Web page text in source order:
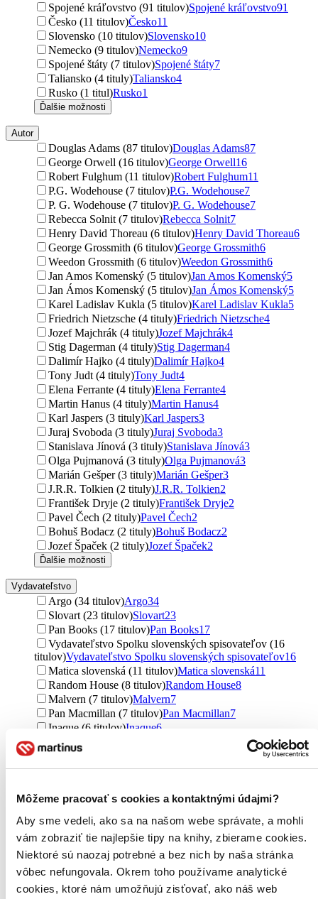
Môžeme pracovať s cookies a kontaktnými údajmi?
Aby sme vedeli, ako sa na našom webe správate, a mohli
vám zobraziť tie najlepšie tipy na knihy, zbierame cookies.
Niektoré sú naozaj potrebné a bez nich by naša stránka
vôbec nefungovala. Okrem toho používame analytické
cookies, ktoré nám umožňujú zisťovať, ako náš web
Spojené kráľovstvo (91 titulov)Spojené kráľovstvo91
Česko (11 titulov)Česko11
Slovensko (10 titulov)Slovensko10
Nemecko (9 titulov)Nemecko9
Spojené štáty (7 titulov)Spojené štáty7
Taliansko (4 tituly)Taliansko4
Rusko (1 titul)Rusko1
Ďalšie možnosti
Autor
Douglas Adams (87 titulov)Douglas Adams87
George Orwell (16 titulov)George Orwell16
Robert Fulghum (11 titulov)Robert Fulghum11
P.G. Wodehouse (7 titulov)P.G. Wodehouse7
P. G. Wodehouse (7 titulov)P. G. Wodehouse7
Rebecca Solnit (7 titulov)Rebecca Solnit7
Henry David Thoreau (6 titulov)Henry David Thoreau6
George Grossmith (6 titulov)George Grossmith6
Weedon Grossmith (6 titulov)Weedon Grossmith6
Jan Amos Komenský (5 titulov)Jan Amos Komenský5
Jan Ámos Komenský (5 titulov)Jan Ámos Komenský5
Karel Ladislav Kukla (5 titulov)Karel Ladislav Kukla5
Friedrich Nietzsche (4 tituly)Friedrich Nietzsche4
Jozef Majchrák (4 tituly)Jozef Majchrák4
Stig Dagerman (4 tituly)Stig Dagerman4
Dalimír Hajko (4 tituly)Dalimír Hajko4
Tony Judt (4 tituly)Tony Judt4
Elena Ferrante (4 tituly)Elena Ferrante4
Martin Hanus (4 tituly)Martin Hanus4
Karl Jaspers (3 tituly)Karl Jaspers3
Juraj Svoboda (3 tituly)Juraj Svoboda3
Stanislava Jínová (3 tituly)Stanislava Jínová3
Olga Pujmanová (3 tituly)Olga Pujmanová3
Marián Gešper (3 tituly)Marián Gešper3
J.R.R. Tolkien (2 tituly)J.R.R. Tolkien2
František Dryje (2 tituly)František Dryje2
Pavel Čech (2 tituly)Pavel Čech2
Bohuš Bodacz (2 tituly)Bohuš Bodacz2
Jozef Špaček (2 tituly)Jozef Špaček2
Ďalšie možnosti
Vydavateľstvo
Argo (34 titulov)Argo34
Slovart (23 titulov)Slovart23
Pan Books (17 titulov)Pan Books17
Vydavateľstvo Spolku slovenských spisovateľov (16
titulov)Vydavateľstvo Spolku slovenských spisovateľov16
Matica slovenská (11 titulov)Matica slovenská11
Random House (8 titulov)Random House8
Malvern (7 titulov)Malvern7
Pan Macmillan (7 titulov)Pan Macmillan7
Inaque (6 titulov)Inaque6
Academia (6 titulov)
Tympanum (6 titulov)
Kalligram (5 titulov)Kalligram5
W PRESS (4 tituly)W PRESS4
N Press (3 tituly)N Press3
Prostor (3 tituly)Prostor3
OIKOYMENH (3 tituly)OIKOYMENH3
Granta Books (3 tituly) Granta Books3
Almi (3 tituly)
3